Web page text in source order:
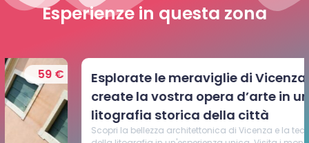
Esperienze in questa zona
145 €